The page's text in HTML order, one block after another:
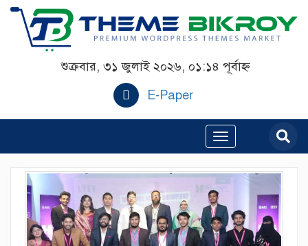
শুক্রবার, ৩১ জুলাই ২০২৬, ০১:১৪ পূর্বাহ্ন
E-Paper
Toggle
navigation